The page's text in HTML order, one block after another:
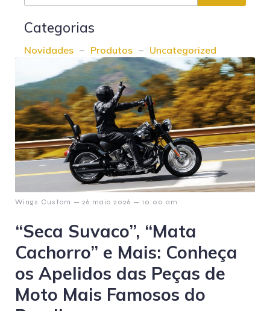
Categorias
Novidades – Produtos – Uncategorized
Wings Custom – 26 maio 2026 – 10:00 am
“Seca Suvaco”, “Mata
Cachorro” e Mais: Conheça
os Apelidos das Peças de
Moto Mais Famosos do